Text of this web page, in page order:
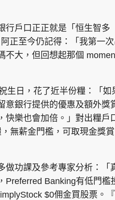
行戶口正正就是「恒生智多
正至今仍記得：「我第一
不大，但回想起那個
生日，花了近半份糧：「如
銀行提供的優惠及額外獎
快樂也會加倍。」對出糧戶
無薪金門檻，可取現金獎賞
做功課及參考專家分析：「
Preferred Banking有低門檻
$0佣金買股票。